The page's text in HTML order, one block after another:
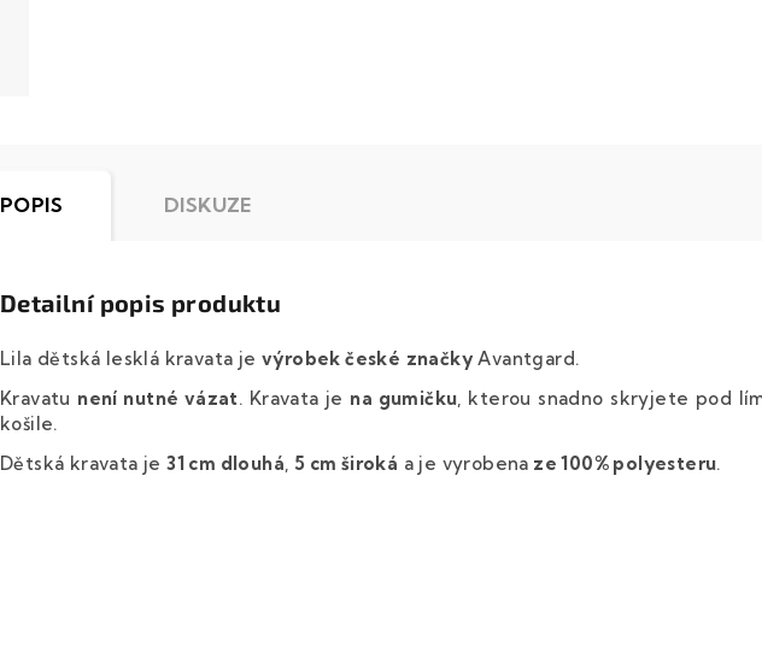
POPIS DISKUZE
Detailní popis produktu
Lila dětská lesklá kravata je výrobek české značky Avantgard.
Kravatu není nutné vázat. Kravata je na gumičku , kterou snadno skryjete pod
košile.
Dětská kravata je31 cm dlouhá 5 cm široká a je vyrobena ze 100% polyesteru.